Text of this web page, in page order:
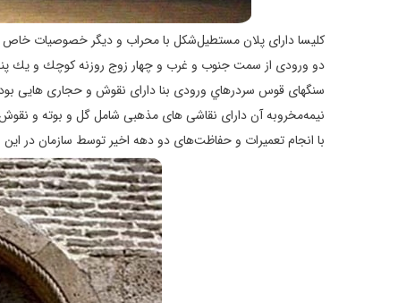
كليسا دارای پلان مستطيل‌شكل با محراب و ديگر خصوصيات خاص
دو ورودی از سمت جنوب و غرب و چهار زوج روزنه كوچك و يك
سنگهای قوس سردرهاي ورودی بنا دارای نقوش و حجاری
نيمه‌مخروبه آن دارای نقاشی های مذهبی شامل گل و بوته و
با انجام تعميرات و حفاظت‌های دو دهه اخير توسط سازمان در